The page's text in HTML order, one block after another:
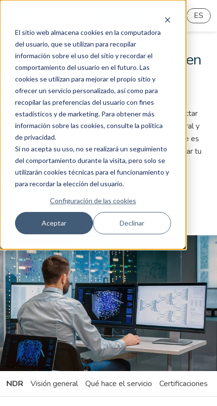
El sitio web almacena cookies en la computadora
del usuario, que se utilizan para recopilar
información sobre el uso del sitio y recordar el
comportamiento del usuario en el futuro. Las
cookies se utilizan para mejorar el propio sitio y
ofrecer un servicio personalizado, así como para
recopilar las preferencias del usuario con fines
estadísticos y de marketing. Para obtener más
información sobre las cookies, consulte la política
de privacidad.
Si no acepta su uso, no se realizará un seguimiento
del comportamiento durante la visita, pero solo se
utilizarán cookies técnicas para el funcionamiento y
para recordar la elección del usuario.
Configuración de las cookies
Aceptar Declinar
ES
NDR detección y respuesta en
redes informáticas
Un sistema basado en Inteligencia Artificial para detectar
amenazas y garantizar una seguridad informática integral y
avanzada. Protegemos tu empresa con un modelo que es
capaz de conocerte, evitar interrupciones y salvaguardar tu
negocio.
Para saber más
NDR Visión general Qué hace el servicio Certificaciones